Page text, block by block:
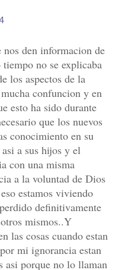
den informacion de
no se explicaba
los aspectos de la
confuncion y en
esto ha sido durante
que los nuevos
conocimiento en su
a sus hijos y el
con una misma
a la voluntad de Dios
estamos viviendo
definitivamente
mismos..Y
las cosas cuando estan
mi ignorancia estan
asi porque no lo llaman